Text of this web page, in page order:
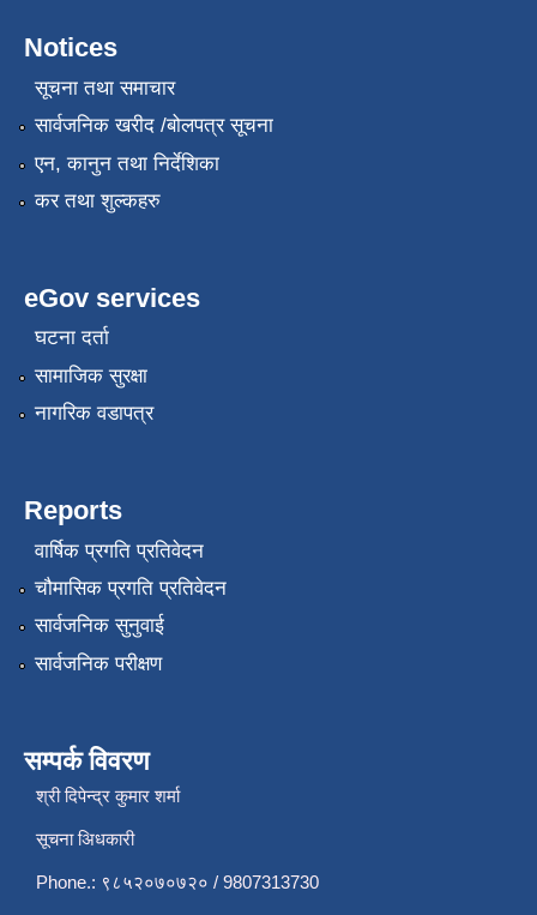
Notices
सूचना तथा समाचार
सार्वजनिक खरीद /बोलपत्र सूचना
एन, कानुन तथा निर्देशिका
कर तथा शुल्कहरु
eGov services
घटना दर्ता
सामाजिक सुरक्षा
नागरिक वडापत्र
Reports
वार्षिक प्रगति प्रतिवेदन
चौमासिक प्रगति प्रतिवेदन
सार्वजनिक सुनुवाई
सार्वजनिक परीक्षण
सम्पर्क विवरण
श्री दिपेन्द्र कुमार शर्मा
सूचना अिधकारी
Phone.: ९८५२०७०७२० / 9807313730